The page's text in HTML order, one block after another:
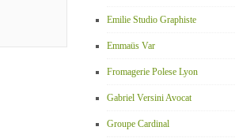
Emilie Studio Graphiste
Emmaüs Var
Fromagerie Polese Lyon
Gabriel Versini Avocat
Groupe Cardinal